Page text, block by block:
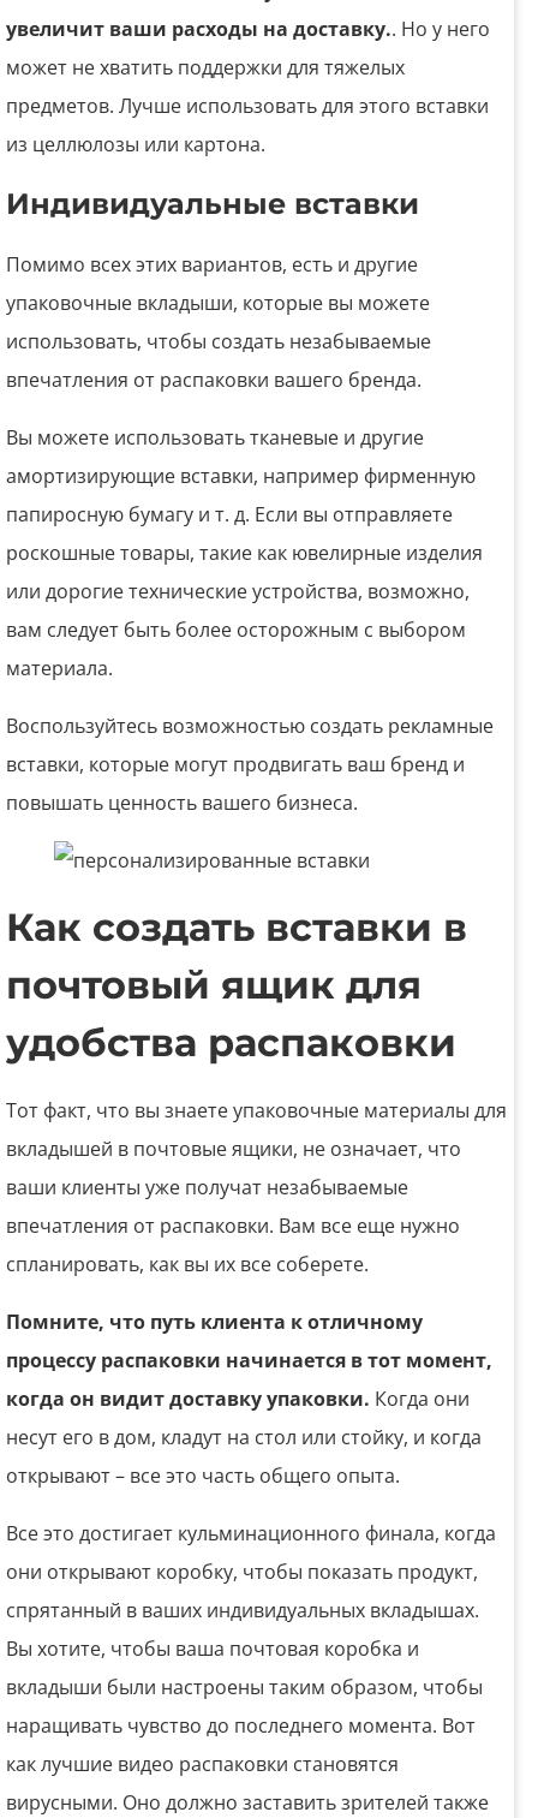
увеличит ваши расходы на доставку.. Но у него
может не хватить поддержки для тяжелых
предметов. Лучше использовать для этого вставки
из целлюлозы или картона.
Индивидуальные вставки
Помимо всех этих вариантов, есть и другие
упаковочные вкладыши, которые вы можете
использовать, чтобы создать незабываемые
впечатления от распаковки вашего бренда.
Вы можете использовать тканевые и другие
амортизирующие вставки, например фирменную
папиросную бумагу и т. д. Если вы отправляете
роскошные товары, такие как ювелирные изделия
или дорогие технические устройства, возможно,
вам следует быть более осторожным с выбором
материала.
Воспользуйтесь возможностью создать рекламные
вставки, которые могут продвигать ваш бренд и
повышать ценность вашего бизнеса.
Как создать вставки в
почтовый ящик для
удобства распаковки
Тот факт, что вы знаете упаковочные материалы для
вкладышей в почтовые ящики, не означает, что
ваши клиенты уже получат незабываемые
впечатления от распаковки. Вам все еще нужно
спланировать, как вы их все соберете.
Помните, что путь клиента к отличному
процессу распаковки начинается в тот момент,
когда он видит доставку упаковки. Когда они
несут его в дом, кладут на стол или стойку, и когда
открывают – все это часть общего опыта.
Все это достигает кульминационного финала, когда
они открывают коробку, чтобы показать продукт,
спрятанный в ваших индивидуальных вкладышах.
Вы хотите, чтобы ваша почтовая коробка и
вкладыши были настроены таким образом, чтобы
наращивать чувство до последнего момента. Вот
как лучшие видео распаковки становятся
вирусными. Оно должно заставить зрителей также